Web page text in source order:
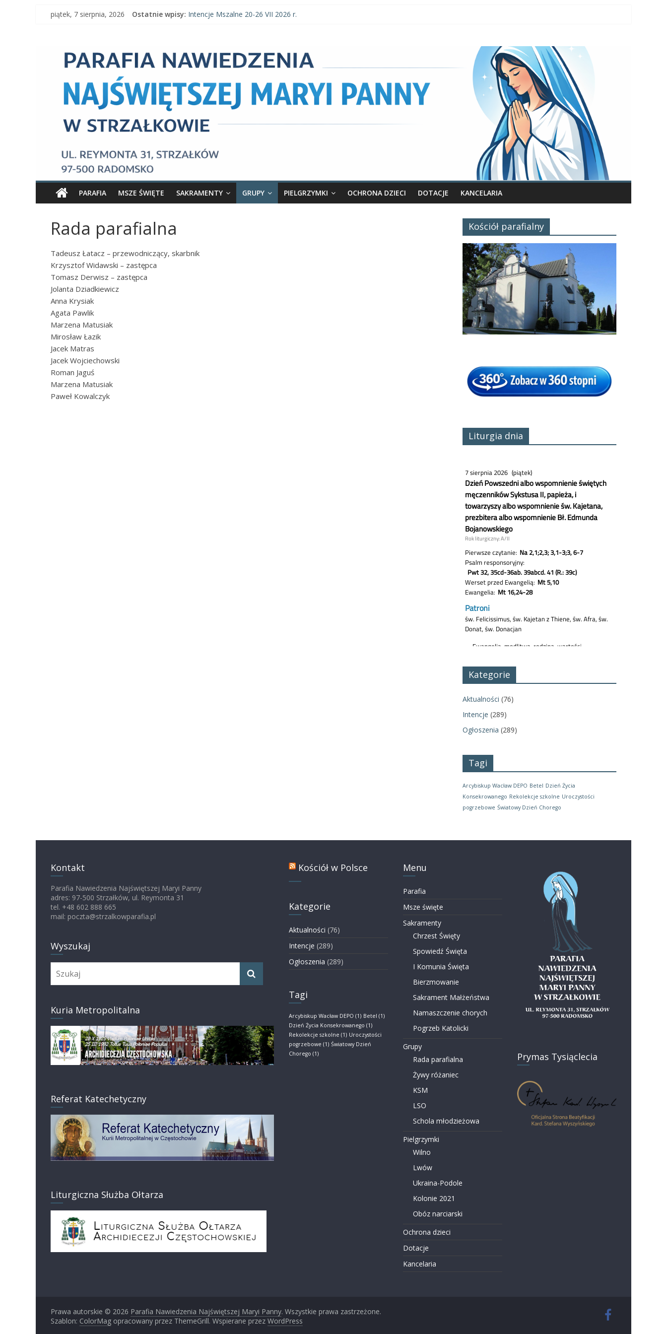
Skippiątek, 7 sierpnia, 2026 Ostatnie wpisy: Intencje Mszalne 20-26 VII 2026 r.
Ogłoszenia parafialne 26 VII 2026 r.
Parafia
Nawiedzenia
Najświętszej
Maryi
Panny
Parafia
Nawiedzenia
Najświętszej
Panny
w
PARAFIA MSZE ŚWIĘTE SAKRAMENTY GRUPY PIELGRZYMKI OCHRONA DZIECI DOTACJE KANCELARIA
Rada parafialna
Tadeusz Łatacz – przewodniczący, skarbnik
Krzysztof Widawski – zastępca
Tomasz Derwisz – zastępca
Jolanta Dziadkiewicz
Anna Krysiak
Agata Pawlik
Marzena Matusiak
Mirosław Łazik
Jacek Matras
Jacek Wojciechowski
Roman Jaguś
Marzena Matusiak
Paweł Kowalczyk
Kościół parafialny
Liturgia dnia
Kategorie
Aktualności (76)
Intencje (289)
Ogłoszenia (289)
Tagi
Arcybiskup Wacław DEPO Betel Dzień Życia
Konsekrowanego Rekolekcje szkolne Uroczystości
pogrzebowe Światowy Dzień Chorego
Kontakt
Parafia Nawiedzenia Najświętszej Maryi Panny
adres: 97-500 Strzałków, ul. Reymonta 31
tel. +48 602 888 665
mail: poczta@strzalkowparafia.pl
Wyszukaj
Kuria Metropolitalna
Referat Katechetyczny
Liturgiczna Służba Ołtarza
Kościół w Polsce
Kategorie
Aktualności (76)
Intencje (289)
Ogłoszenia (289)
Tagi
Arcybiskup Wacław DEPO (1) Betel (1)
Dzień Życia Konsekrowanego (1)
Rekolekcje szkolne (1) Uroczystości
pogrzebowe (1) Światowy Dzień
Chorego (1)
Menu
Parafia
Msze święte
Sakramenty
Chrzest Święty
Spowiedź Święta
I Komunia Święta
Bierzmowanie
Sakrament Małżeństwa
Namaszczenie chorych
Pogrzeb Katolicki
Grupy
Rada parafialna
Żywy różaniec
KSM
LSO
Schola młodzieżowa
Pielgrzymki
Wilno
Lwów
Ukraina-Podole
Kolonie 2021
Obóz narciarski
Ochrona dzieci
Dotacje
Kancelaria
Prymas Tysiąclecia
Prawa autorskie © 2026 Parafia Nawiedzenia Najświętszej Maryi Panny. Wszystkie prawa zastrzeżone.
Szablon: ColorMag opracowany przez ThemeGrill. Wspierane przez WordPress